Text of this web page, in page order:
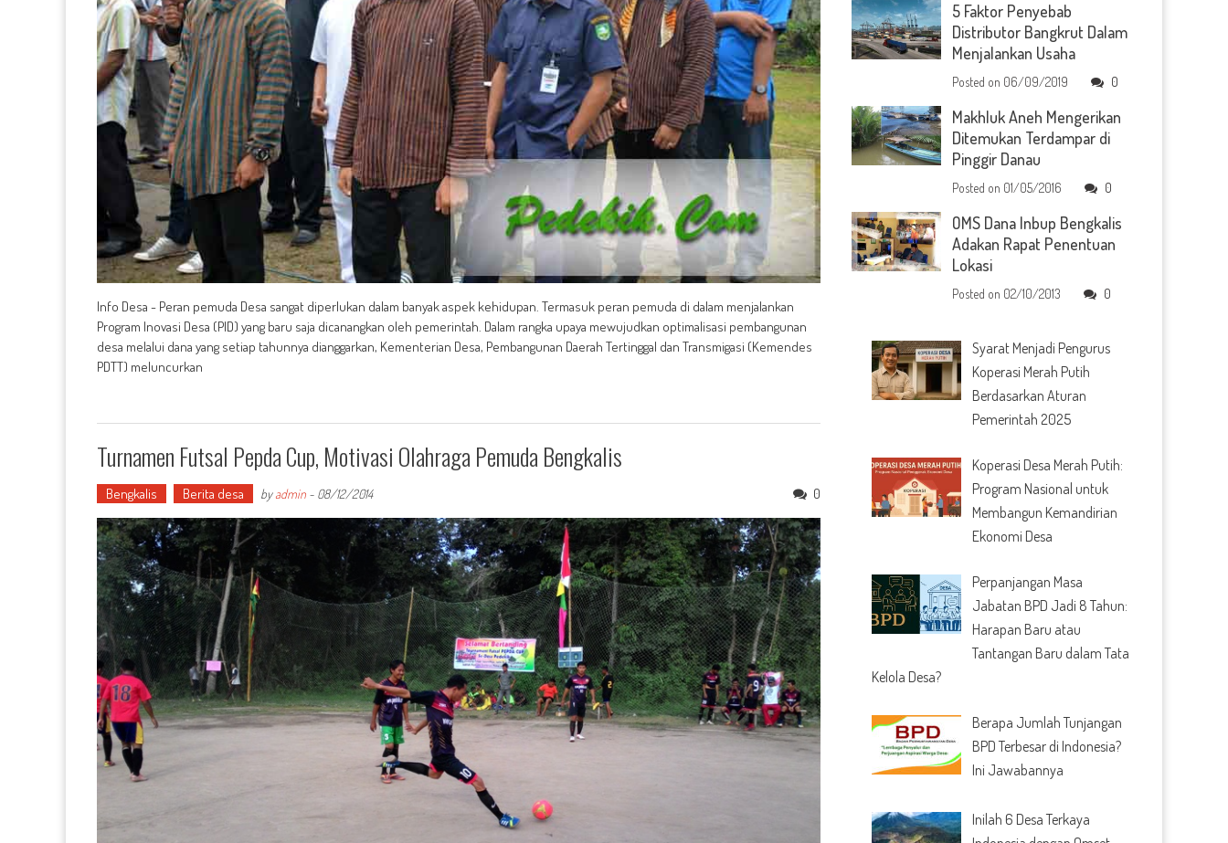
Info Desa - Peran pemuda Desa sangat diperlukan dalam banyak aspek kehidupan. Termasuk peran pemuda di dalam menjalankan
Program Inovasi Desa (PID) yang baru saja dicanangkan oleh pemerintah. Dalam rangka upaya mewujudkan optimalisasi pembangunan
desa melalui dana yang setiap tahunnya dianggarkan, Kementerian Desa, Pembangunan Daerah Tertinggal dan Transmigasi (Kemendes
PDTT) meluncurkan
Turnamen Futsal Pepda Cup, Motivasi Olahraga Pemuda Bengkalis
Bengkalis Berita desa byadmin - 08/12/2014 0
5 Faktor Penyebab
Distributor Bangkrut Dalam
Menjalankan Usaha
Posted on 06/09/2019 0
Makhluk Aneh Mengerikan
Ditemukan Terdampar di
Pinggir Danau
Posted on 01/05/2016 0
OMS Dana Inbup Bengkalis
Adakan Rapat Penentuan
Lokasi
Posted on 02/10/2013 0
Syarat Menjadi Pengurus
Koperasi Merah Putih
Berdasarkan Aturan
Pemerintah 2025
Koperasi Desa Merah Putih:
Program Nasional untuk
Membangun Kemandirian
Ekonomi Desa
Perpanjangan Masa
Jabatan BPD Jadi 8 Tahun:
Harapan Baru atau
Tantangan Baru dalam Tata
Kelola Desa?
Berapa Jumlah Tunjangan
BPD Terbesar di Indonesia?
Ini Jawabannya
Inilah 6 Desa Terkaya